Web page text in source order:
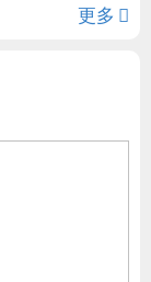
更多 